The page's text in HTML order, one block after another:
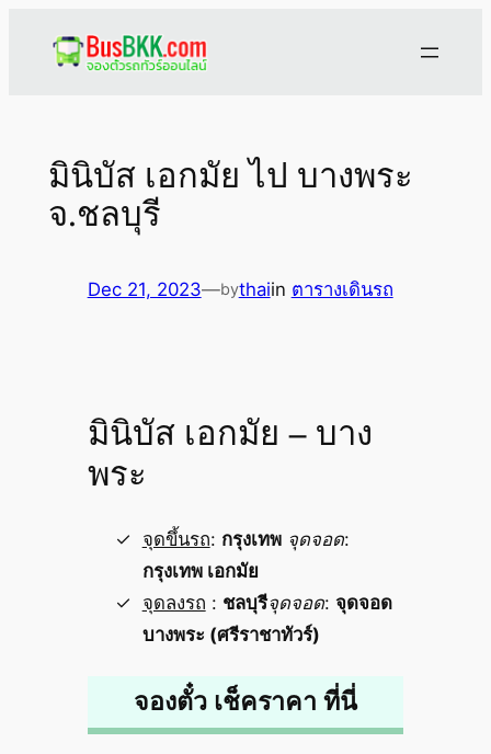
มินิบัส เอกมัย ไป บางพระ
จ.ชลบุรี
Dec 21, 2023—bythaiin ตารางเดินรถ
มินิบัส เอกมัย – บาง
พระ
จุดขึ้นรถ: กรุงเทพ จุดจอด:
กรุงเทพ เอกมัย
จุดลงรถ : ชลบุรีจุดจอด: จุดจอด
บางพระ (ศรีราชาทัวร์)
จองตั๋ว เช็คราคา ที่นี่